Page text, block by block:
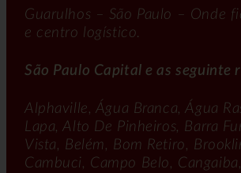
Guarulhos – São Paulo – Onde
e centro logístico.
São Paulo Capital e as seguinte
Alphaville, Água Branca, Água
Lapa, Alto De Pinheiros, Barra
Vista, Belém, Bom Retiro,
Cambuci, Campo Belo,